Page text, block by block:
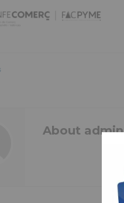
About admin